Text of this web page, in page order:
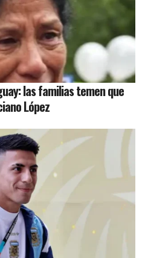
las familias temen que
López